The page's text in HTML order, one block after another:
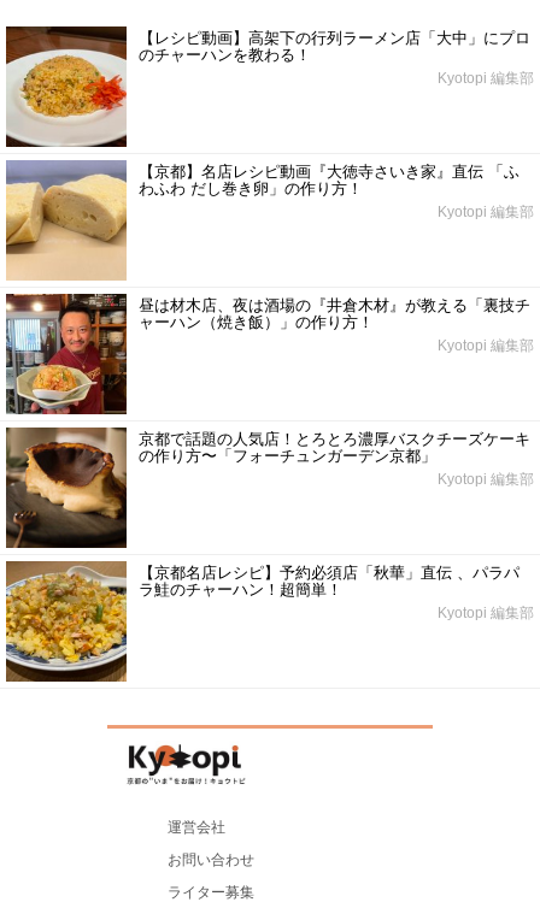
【レシピ動画】高架下の行列ラーメン店「大中」にプロ
のチャーハンを教わる！
Kyotopi 編集部
【京都】名店レシピ動画『大徳寺さいき家』直伝 「ふ
わふわ だし巻き卵」の作り方！
Kyotopi 編集部
昼は材木店、夜は酒場の『井倉木材』が教える「裏技チ
ャーハン（焼き飯）」の作り方！
Kyotopi 編集部
京都で話題の人気店！とろとろ濃厚バスクチーズケーキ
の作り方〜「フォーチュンガーデン京都」
Kyotopi 編集部
【京都名店レシピ】予約必須店「秋華」直伝 、パラパ
ラ鮭のチャーハン！超簡単！
Kyotopi 編集部
運営会社
お問い合わせ
ライター募集